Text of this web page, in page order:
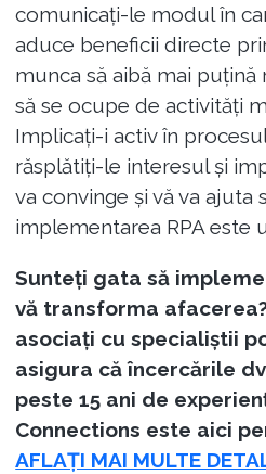
comunicați-le modul în
aduce beneficii directe
munca să aibă mai
să se ocupe de activități
Implicați-i activ în
răsplătiți-le interesul și
va convinge și vă va ajuta
implementarea RPA este
Sunteți gata să
vă transforma
asociați cu specialiștii
asigura că încercările
peste 15 ani de
Connections este aici
AFLAȚI MAI MULTE